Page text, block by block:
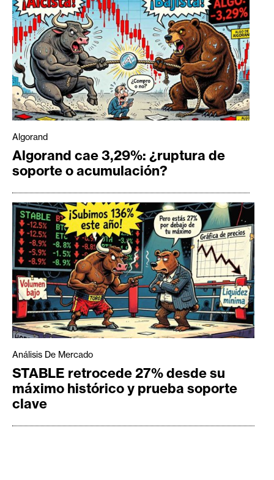
Algorand
Algorand cae 3,29%: ¿ruptura de
soporte o acumulación?
Análisis De Mercado
STABLE retrocede 27% desde su
máximo histórico y prueba soporte
clave